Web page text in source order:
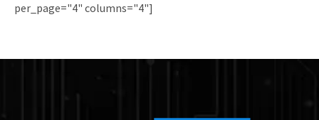
per_page="4" columns="4"]